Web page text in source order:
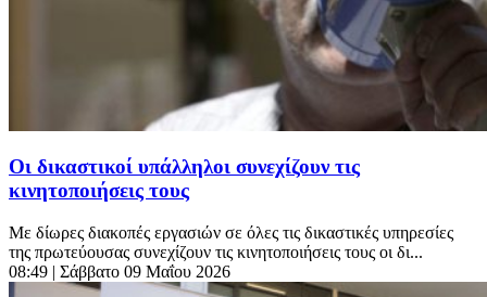
Οι δικαστικοί υπάλληλοι συνεχίζουν τις
κινητοποιήσεις τους
Με δίωρες διακοπές εργασιών σε όλες τις δικαστικές υπηρεσίες
της πρωτεύουσας συνεχίζουν τις κινητοποιήσεις τους οι δι...
08:49 | Σάββατο 09 Μαΐου 2026